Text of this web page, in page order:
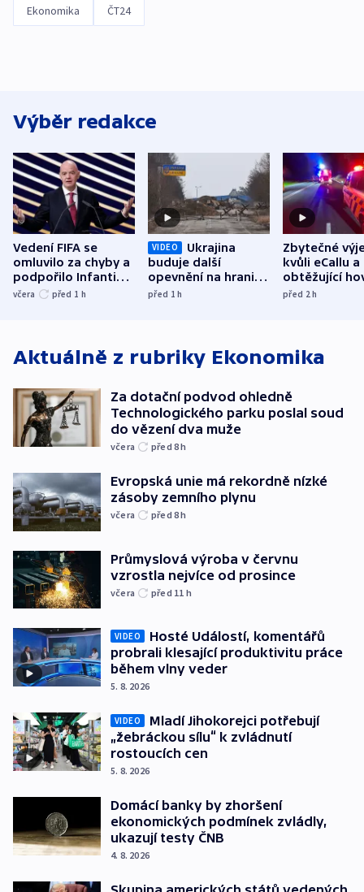
Ekonomika ČT24
Výběr redakce
Vedení FIFA se
omluvilo za chyby a
podpořilo Infantina.
UEFA trvá na
včera před 1 h
VIDEO
Ukrajina
buduje další
opevnění na hranici
s Běloruskem
před 1h
Zbytečné
kvůli eCallu a
obtěžující
zdržují
před 2h
Aktuálně z rubriky Ekonomika
Za dotační podvod ohledně
Technologického parku poslal soud
do vězení dva muže
včera před 8h
Evropská unie má rekordně nízké
zásoby zemního plynu
včera před 8h
Průmyslová výroba v červnu
vzrostla nejvíce od prosince
včera před 11 h
VIDEO
Hosté Událostí, komentářů
probrali klesající produktivitu práce
během vlny veder
5. 8. 2026
VIDEO
Mladí Jihokorejci potřebují
„žebráckou sílu“ k zvládnutí
rostoucích cen
5. 8. 2026
Domácí banky by zhoršení
ekonomických podmínek zvládly,
ukazují testy ČNB
4. 8. 2026